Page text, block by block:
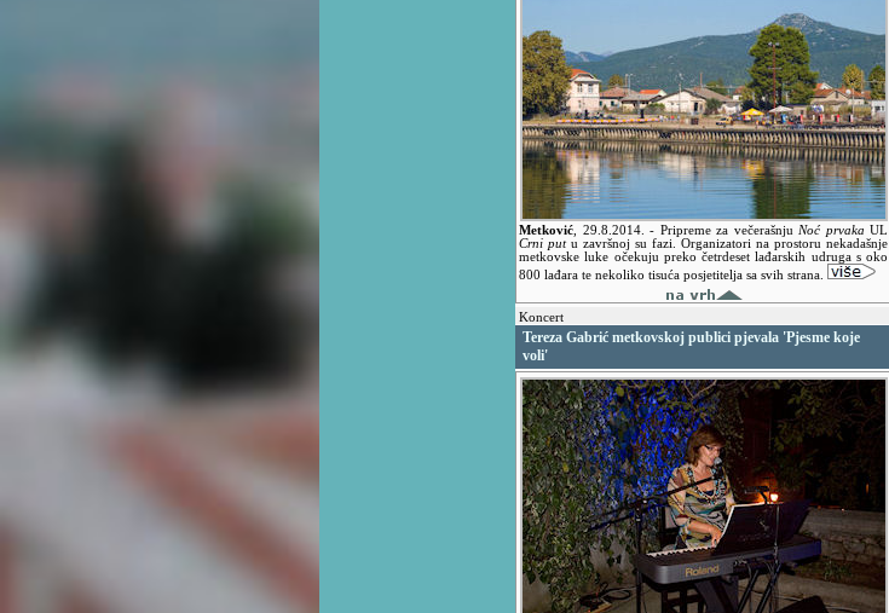
Metković 29.8.2014. - Pripreme za večerašnju Noć prvaka UL
Crni putu završnoj su fazi. Organizatori na prostoru nekadašnje
metkovske luke očekuju preko četrdeset lađarskih udruga s oko
800 lađara te nekoliko tisuća posjetitelja sa svih strana.
Koncert
Tereza Gabrić metkovskoj publici pjevala 'Pjesme koje
voli'